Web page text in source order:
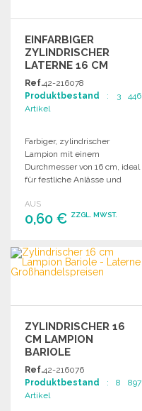
EINFARBIGER
ZYLINDRISCHER
LATERNE 16 CM
Ref.42-216078
Produktbestand : 3 446
Artikel
Farbiger, zylindrischer
Lampion mit einem
Durchmesser von 16 cm, ideal
für festliche Anlässe und
AUS
0,60 € ZZGL. MWST.
BESTELLEN
Angebot anfordern
ZYLINDRISCHER 16
CM LAMPION
BARIOLE
Ref.42-216076
Produktbestand : 8 897
Artikel